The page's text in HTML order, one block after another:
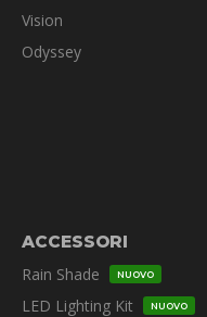
Vision
Odyssey
ACCESSORI
Rain Shade
NUOVO
LED Lighting Kit NUOVO